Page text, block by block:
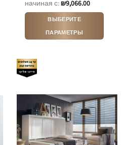
начиная с: ₪9,066.00
ВЫБЕРИТЕ
ПАРАМЕТРЫ
имеет
несколько
Опции
можно
выбрать
на
странице